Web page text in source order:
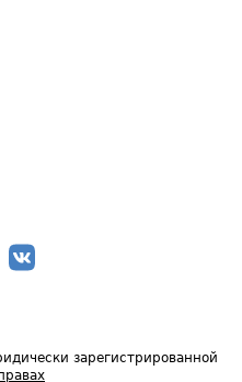
зарегистрированной